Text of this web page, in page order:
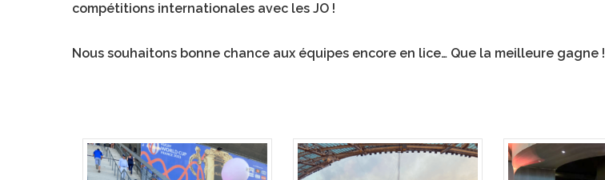
compétitions internationales avec les JO !
Nous souhaitons bonne chance aux équipes encore en lice… Que la meilleure gagne !